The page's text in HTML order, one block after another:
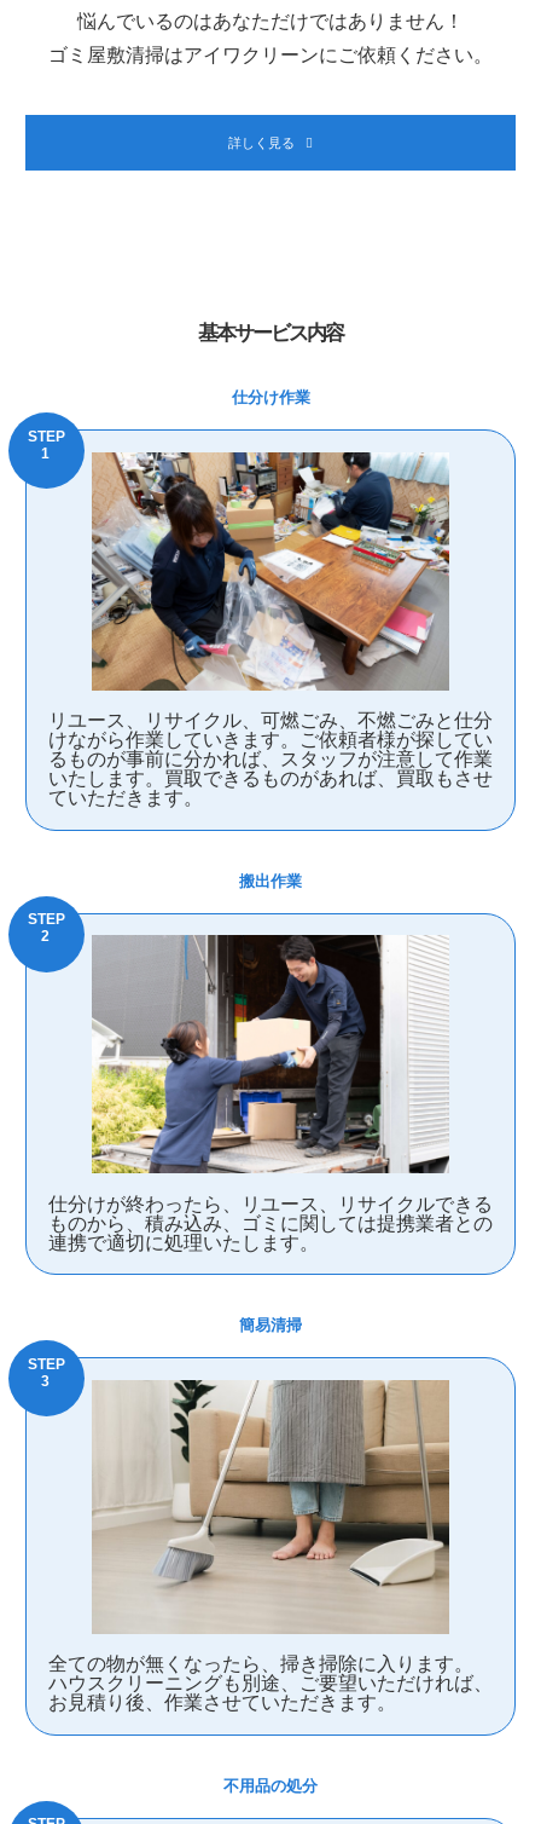
悩んでいるのはあなただけではありません！
ゴミ屋敷清掃はアイワクリーンにご依頼ください。
詳しく見る
基本サービス内容
仕分け作業
リユース、リサイクル、可燃ごみ、不燃ごみと仕分
けながら作業していきます。ご依頼者様が探してい
るものが事前に分かれば、スタッフが注意して作業
いたします。買取できるものがあれば、買取もさせ
ていただきます。
搬出作業
仕分けが終わったら、リユース、リサイクルできる
ものから、積み込み、ゴミに関しては提携業者との
連携で適切に処理いたします。
簡易清掃
全ての物が無くなったら、掃き掃除に入ります。
ハウスクリーニングも別途、ご要望いただければ、
お見積り後、作業させていただきます。
不用品の処分